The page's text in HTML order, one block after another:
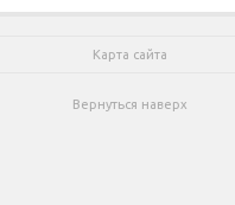
Карта сайта
Вернуться наверх